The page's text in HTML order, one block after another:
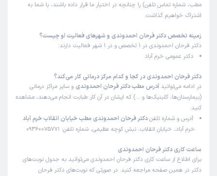
مطب، شماره تماس تلفن) را چنانچه در اختیار ما قرار داده باشند، با شما به
اشتراک خواهیم گذاشت.
زمینه تخصص دکتر فرحان احمدوندی و شهرهای فعالیت او چیست؟
دکتر فرحان احمدوندی در 1 تخصص و در 1 شهر فعالیت دارند:
دکتر عمومی خرم آباد
دکتر فرحان احمدوندی در کجا و کدام مرکز درمانی کار می‌کند؟
در ادامه می‌توانید آدرس مطب دکتر فرحان احمدوندی و سایر مراکز درمانی
(بیمارستان‌ها، کلینیک‌ها و …) که ایشان در آن کار طبابت انجام می‌دهند، مشاهده
کنید:
آدرس و شماره تلفندکتر فرحان احمدوندی مطب خیابان انقلاب خرم آباد
خرم آباد، خیابان انقلاب، نبش کوچه عظیمی، شماره تلفن: 09360075771
ساعت کاری دکتر فرحان احمدوندی
برای اطلاع از ساعت کاری دکتر فرحان احمدوندی می‌توانید به جدول نوبت‌های
دکتر در همین صفحه مراجعه کنید. در صورتی که نوبت‌های دکتر فرحان